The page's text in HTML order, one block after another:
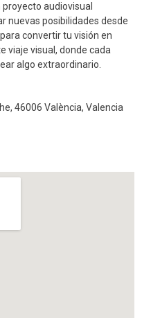
audiovisual
nuevas posibilidades desde
convertir tu visión en
viaje visual, donde cada
algo extraordinario.
46006 València, Valencia